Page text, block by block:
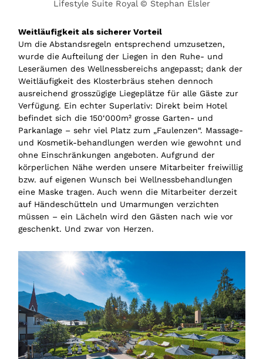
Lifestyle Suite Royal © Stephan Elsler
Weitläufigkeit als sicherer Vorteil
Um die Abstandsregeln entsprechend umzusetzen,
wurde die Aufteilung der Liegen in den Ruhe- und
Leseräumen des Wellnessbereichs angepasst; dank der
Weitläufigkeit des Klosterbräus stehen dennoch
ausreichend grosszügige Liegeplätze für alle Gäste zur
Verfügung. Ein echter Superlativ: Direkt beim Hotel
befindet sich die 150‘000m² grosse Garten- und
Parkanlage – sehr viel Platz zum „Faulenzen“. Massage-
und Kosmetik-behandlungen werden wie gewohnt und
ohne Einschränkungen angeboten. Aufgrund der
körperlichen Nähe werden unsere Mitarbeiter freiwillig
bzw. auf eigenen Wunsch bei Wellnessbehandlungen
eine Maske tragen. Auch wenn die Mitarbeiter derzeit
auf Händeschütteln und Umarmungen verzichten
müssen – ein Lächeln wird den Gästen nach wie vor
geschenkt. Und zwar von Herzen.